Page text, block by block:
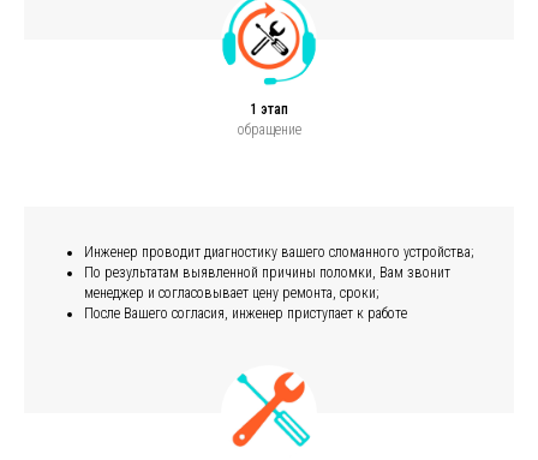
1 этап
обращение
Инженер проводит диагностику вашего сломанного устройства;
По результатам выявленной причины поломки, Вам звонит
менеджер и согласовывает цену ремонта, сроки;
После Вашего согласия, инженер приступает к работе